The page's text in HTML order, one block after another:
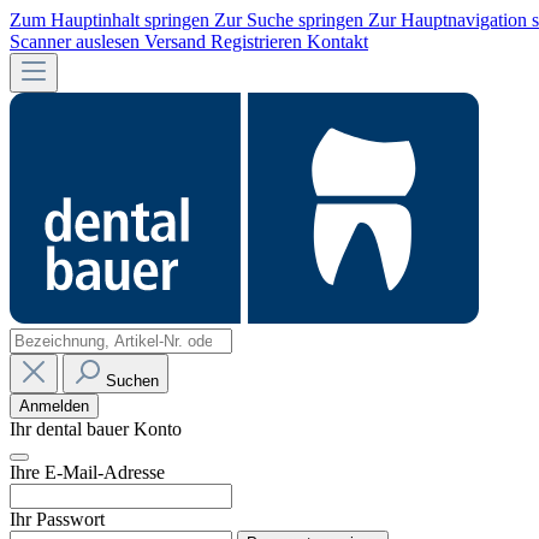
Zum Hauptinhalt springen Zur Suche springen Zur Hauptnavigation
Scanner auslesen Versand Registrieren Kontakt
Suchen
Anmelden
Ihr dental bauer Konto
Ihre E-Mail-Adresse
Ihr Passwort